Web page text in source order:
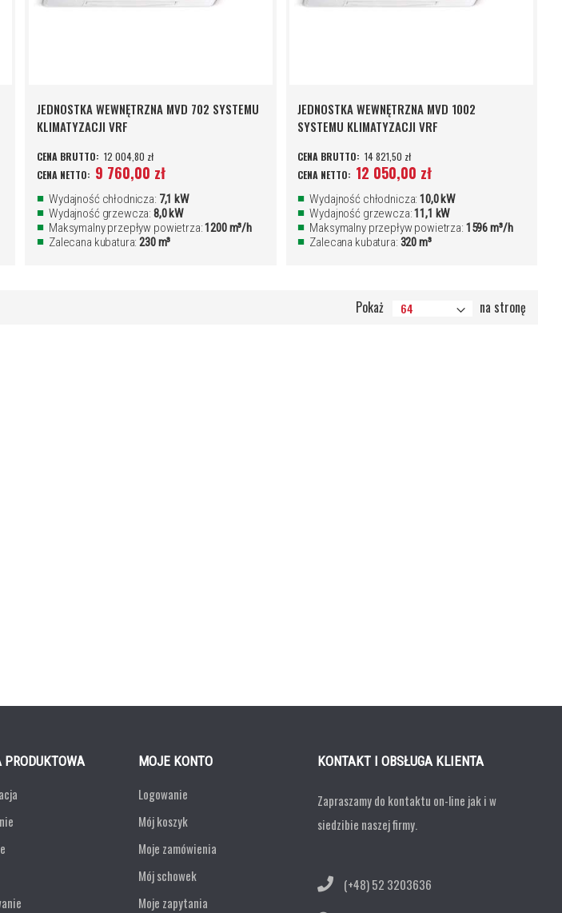
JEDNOSTKA WEWNĘTRZNA MVD 702 SYSTEMU
KLIMATYZACJI VRF
12 004,80 zł
9 760,00 zł
Wydajność chłodnicza: 7,1 kW
Wydajność grzewcza:8,0 kW
Maksymalny przepływ powietrza:1200 m³/h
Zalecana kubatura:230 m³
JEDNOSTKA WEWNĘTRZNA MVD 1002
SYSTEMU KLIMATYZACJI VRF
14 821,50 zł
12 050,00 zł
Wydajność chłodnicza:10,0 kW
Wydajność grzewcza:11,1 kW
Maksymalny przepływ powietrza: 1596 m³/h
Zalecana kubatura: 320 m³
Pokaż na stronę
PRODUKTOWA MOJE KONTO
Logowanie
Mój koszyk
Moje zamówienia
Mój schowek
Moje zapytania
KONTAKT I OBSŁUGA KLIENTA
Zapraszamy do kontaktu on-line jak i w
siedzibie naszej firmy.
(+48) 52 3203636